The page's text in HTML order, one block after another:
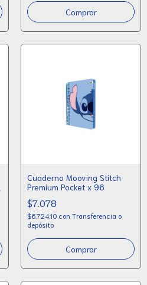
Cuaderno Mooving Stitch
Premium Pocket x 96
$7.078
$6.724,10 con Transferencia o
depósito